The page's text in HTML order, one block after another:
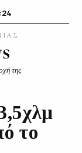
της
το